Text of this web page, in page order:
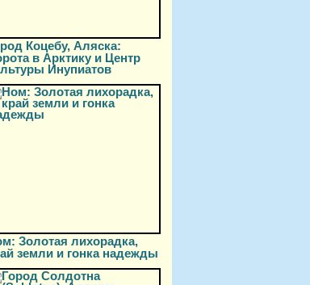
Коцебу, Аляска:
в Арктику и Центр
Инупиатов
Золотая лихорадка,
земли и гонка надежды